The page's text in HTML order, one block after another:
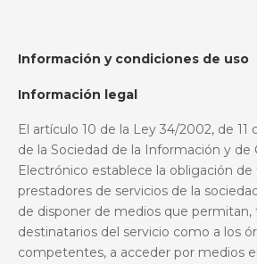
Información y condiciones de uso
Información legal
El artículo 10 de la Ley 34/2002, de 11
de la Sociedad de la Información y de
Electrónico establece la obligación de
prestadores de servicios de la
de disponer de medios que permitan,
destinatarios del servicio como a los
competentes, a acceder por medios